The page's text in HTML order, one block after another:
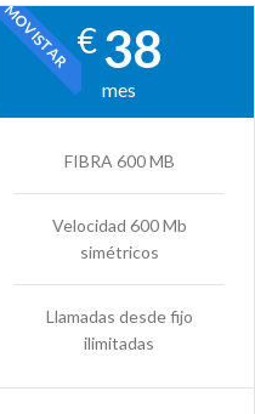
MOVISTAR€38
mes
FIBRA 600 MB
Velocidad 600 Mb
simétricos
Llamadas desde fijo
ilimitadas